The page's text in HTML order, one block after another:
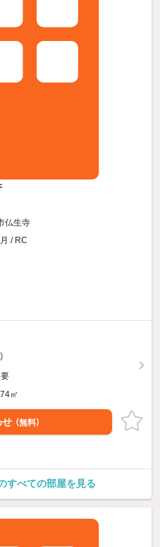
仏生寺
/ RC
㎡
せ （無料）
すべての部屋を見る